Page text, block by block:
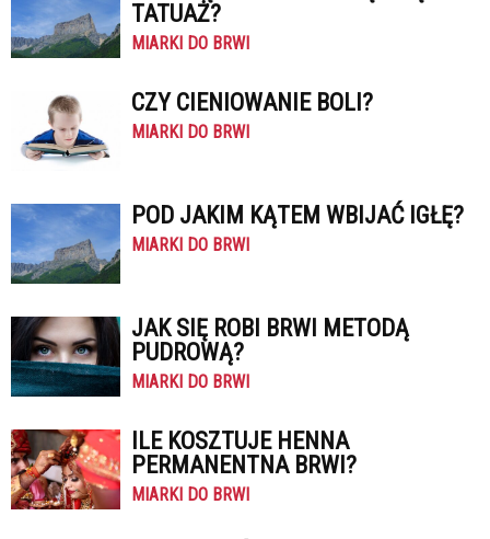
TATUAŻ?
MIARKI DO BRWI
CZY CIENIOWANIE BOLI?
MIARKI DO BRWI
POD JAKIM KĄTEM WBIJAĆ IGŁĘ?
MIARKI DO BRWI
JAK SIĘ ROBI BRWI METODĄ
PUDROWĄ?
MIARKI DO BRWI
ILE KOSZTUJE HENNA
PERMANENTNA BRWI?
MIARKI DO BRWI